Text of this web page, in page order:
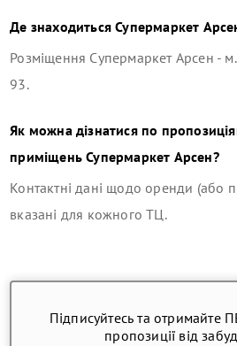
Де знаходитьсяСупермаркет
Розміщення Супермаркет Арсен -
93.
Як можна дізнатися по
приміщеньСупермаркет Арсен?
Контактні дані щодо оренди (або
вказані для кожного ТЦ.
Підписуйтесь та отримайте
пропозиції від